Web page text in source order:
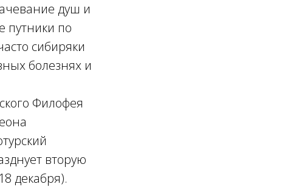
душ и
путники по
сибиряки
болезнях и
Филофея
вторую
декабря).